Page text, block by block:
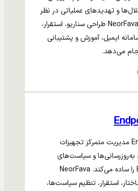
و تهدیدهای عملیاتی در نظر
گرفته شده است. NeorFava طراحی سناریو، استقرار،
ایمیل، آموزش و پشتیبانی
Endpoint Central مدیریت متمرکز تجهیزات
به‌روزرسانی‌ها و سیاست‌های
امنیتی Endpoint را ساده می‌کند. NeorFava
استقرار، تنظیم سیاست‌ها،